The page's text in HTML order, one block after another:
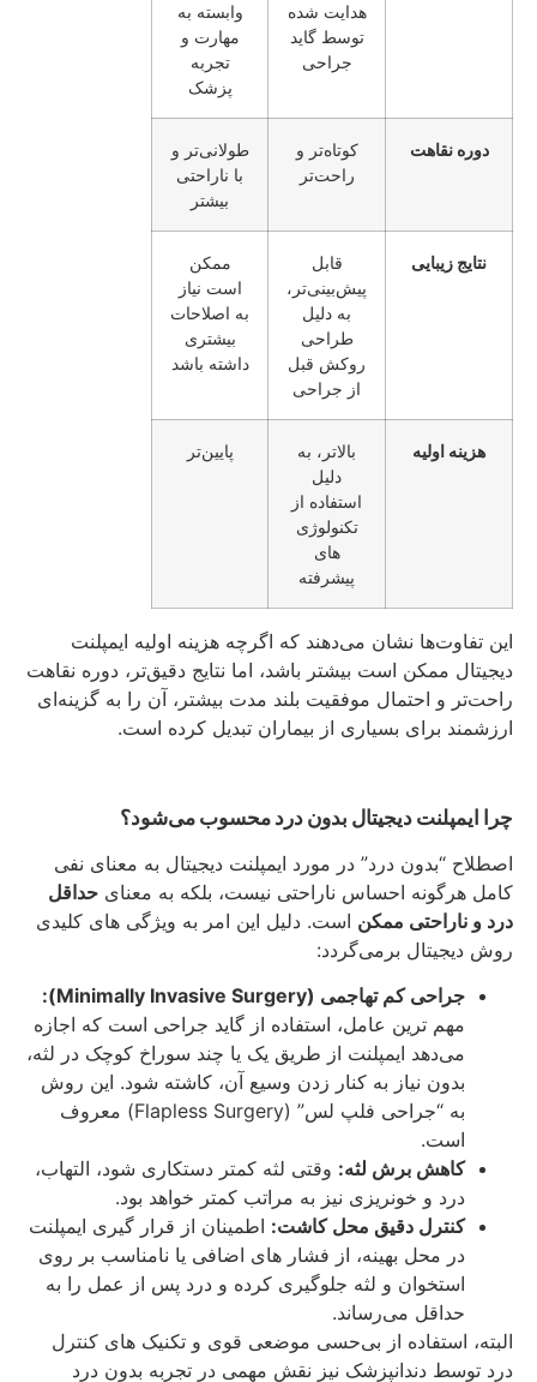
هدایت شده
توسط گاید
جراحی
وابسته به
مهارت و
تجربه
پزشک
دوره نقاهت
کوتاه‌تر و
راحت‌تر
طولانی‌تر و
با ناراحتی
بیشتر
نتایج زیبایی
قابل
پیش‌بینی‌تر،
به دلیل
طراحی
روکش قبل
از جراحی
ممکن
است نیاز
به اصلاحات
بیشتری
داشته باشد
هزینه اولیه
بالاتر، به
دلیل
استفاده از
تکنولوژی‌
های
پیشرفته
پایین‌تر
این تفاوت‌ها نشان می‌دهند که اگرچه هزینه اولیه ایمپلنت
دیجیتال ممکن است بیشتر باشد، اما نتایج دقیق‌تر، دوره نقاهت
راحت‌تر و احتمال موفقیت بلند مدت بیشتر، آن را به گزینه‌ای
ارزشمند برای بسیاری از بیماران تبدیل کرده است.
چرا ایمپلنت دیجیتال بدون درد محسوب می‌شود؟
اصطلاح “بدون درد” در مورد ایمپلنت دیجیتال به معنای نفی
کامل هرگونه احساس ناراحتی نیست، بلکه به معنای حداقل
درد و ناراحتی ممکن است. دلیل این امر به ویژگی‌ های کلیدی
روش دیجیتال برمی‌گردد:
جراحی کم‌ تهاجمی (Minimally Invasive Surgery):
مهم‌ ترین عامل، استفاده از گاید جراحی است که اجازه
می‌دهد ایمپلنت از طریق یک یا چند سوراخ کوچک در لثه،
بدون نیاز به کنار زدن وسیع آن، کاشته شود. این روش
به “جراحی فلپ‌ لس” (Flapless Surgery) معروف
است.
کاهش برش لثه: وقتی لثه کمتر دستکاری شود، التهاب،
درد و خونریزی نیز به مراتب کمتر خواهد بود.
کنترل دقیق محل کاشت: اطمینان از قرار گیری ایمپلنت
در محل بهینه، از فشار های اضافی یا نامناسب بر روی
استخوان و لثه جلوگیری کرده و درد پس از عمل را به
حداقل می‌رساند.
البته، استفاده از بی‌حسی موضعی قوی و تکنیک‌ های کنترل
درد توسط دندانپزشک نیز نقش مهمی در تجربه بدون درد